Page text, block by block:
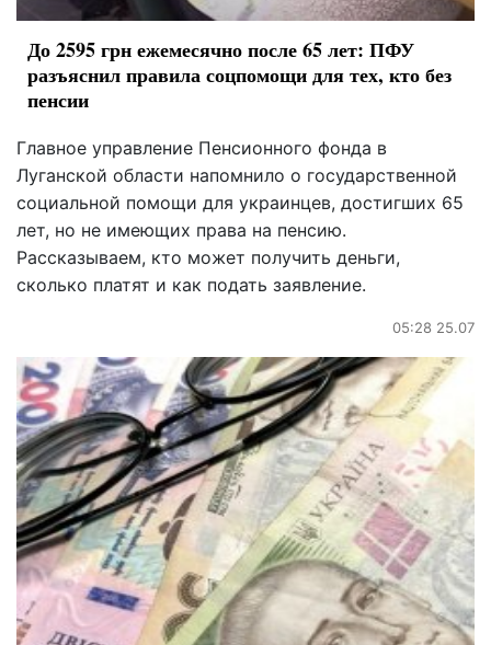
До 2595 грн ежемесячно после 65 лет: ПФУ
разъяснил правила соцпомощи для тех, кто без
пенсии
Главное управление Пенсионного фонда в
Луганской области напомнило о государственной
социальной помощи для украинцев, достигших 65
лет, но не имеющих права на пенсию.
Рассказываем, кто может получить деньги,
сколько платят и как подать заявление.
05:28 25.07